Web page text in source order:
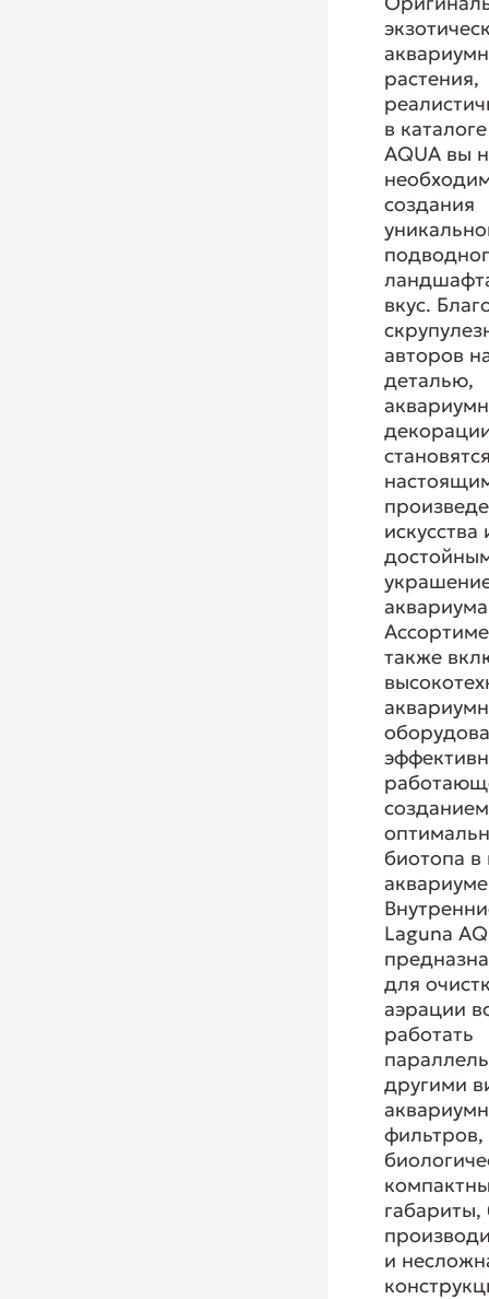
растения,
в
AQUA вы
создания
вкус.
авторов
деталью,
искусства
также
созданием
биотопа
Laguna
для
аэрации
работать
другими
и